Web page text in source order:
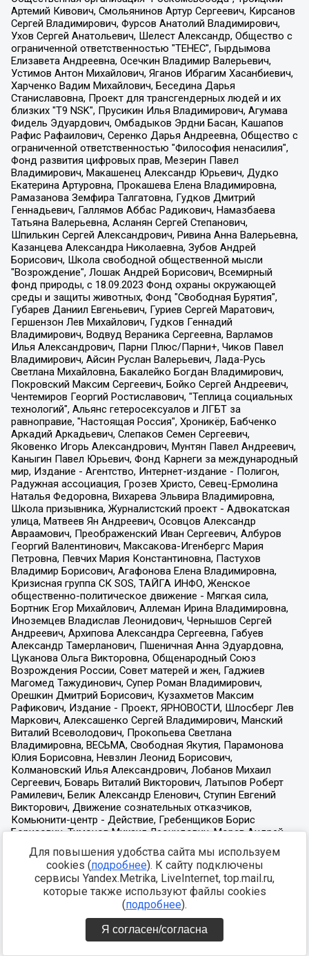
Для повышения удобства сайта мы используем
cookies (подробнее). К сайту подключены
сервисы Yandex.Metrika, LiveInternet, top.mail.ru,
которые также используют файлы cookies
(подробнее).
Я согласен/согласна